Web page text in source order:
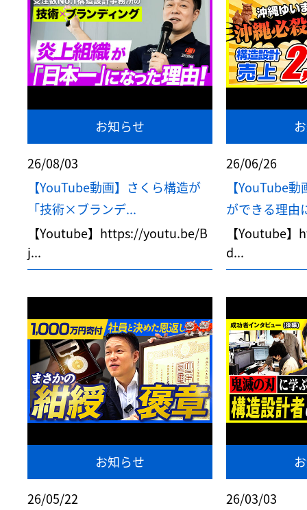
お知らせ
26/08/03
【YouTube動画】さくら構造が
「技術×ブランデ...
【Youtube】https://youtu.be/B
j...
26/06/26
【YouTube
ができる理由
【Youtube
d...
お知らせ
26/05/22
26/03/03